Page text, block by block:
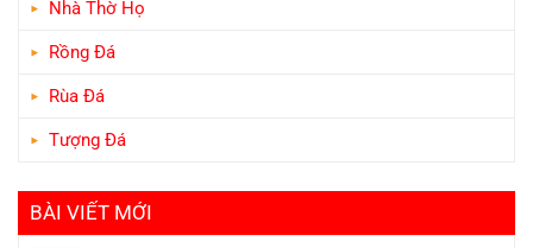
Nhà Thờ Họ
Rồng Đá
Rùa Đá
Tượng Đá
BÀI VIẾT MỚI